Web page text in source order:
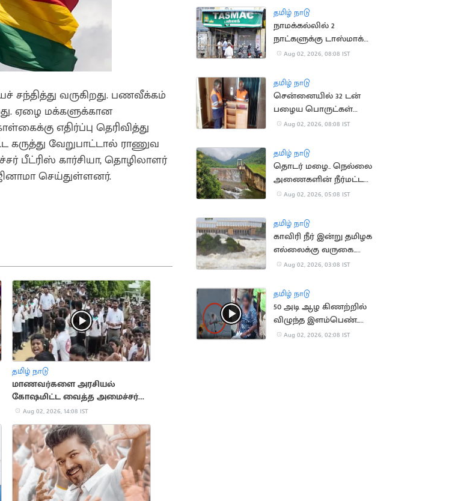
வருகிறது. பணவீக்கம்
ஏழை மக்களுக்கான
எதிர்ப்பு தெரிவித்து
வேறுபாட்டால் ராணுவ
பீட்ரிஸ் கார்சியா, தொழிலாளர்
செய்துள்ளனர்.
தமிழ் நாடு
மாணவர்களை அரசியல்
கோஷமிட்ட வைத்த அமைச்சர்
பிரபுAug 02, 2026, 14:08 IST
புகார்
தமிழ் நாடு
நாமக்கல்லில் 2
நாட்களுக்கு டாஸ்மாக்
கடைகள் மூட உத்தரவு
Aug 02, 2026, 08:08 IST
தமிழ் நாடு
சென்னையில் 32 டன்
பழைய பொருட்கள்
சேகரிக்கப்பட்டு அகற்றம்
Aug 02, 2026, 08:08 IST
தமிழ் நாடு
தொடர் மழை.. நெல்லை
அணைகளின் நீர்மட்டம்
கிடுகிடு உயர்வு
Aug 02, 2026, 05:08 IST
தமிழ் நாடு
காவிரி நீர் இன்று தமிழக
எல்லைக்கு வருகை..
விவசாயிகள்
Aug 02, 2026, 03:08 IST
தமிழ் நாடு
50 அடி ஆழ கிணற்றில்
விழுந்த இளம்பெண்..
பத்திரமாக மீட்ட
Aug 02, 2026, 02:08 IST